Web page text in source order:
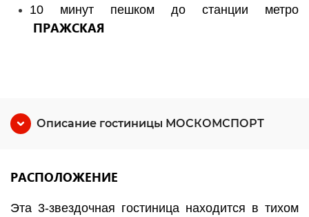
10 минут пешком до станции метро
ПРАЖСКАЯ
Описание гостиницы МОСКОМСПОРТ
РАСПОЛОЖЕНИЕ
Эта 3-звездочная гостиница находится в тихом